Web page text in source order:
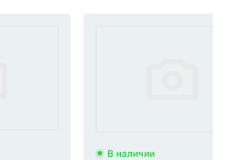
В наличии